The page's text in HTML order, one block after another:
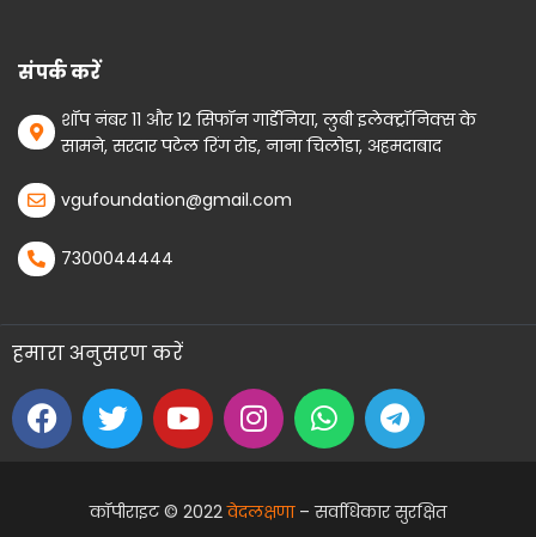
संपर्क करें
शॉप नंबर 11 और 12 सिफॉन गार्डेनिया, लुबी इलेक्ट्रॉनिक्स के
सामने, सरदार पटेल रिंग रोड, नाना चिलोडा, अहमदाबाद
vgufoundation@gmail.com
7300044444
हमारा अनुसरण करें
कॉपीराइट © 2022वेदलक्षणा– सर्वाधिकार सुरक्षित